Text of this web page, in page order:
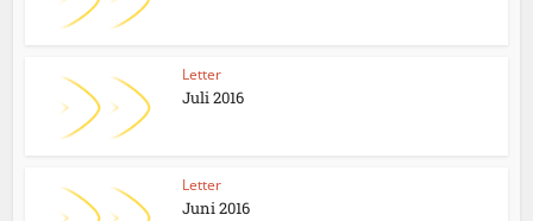
Letter
Juli 2016
Letter
Juni 2016